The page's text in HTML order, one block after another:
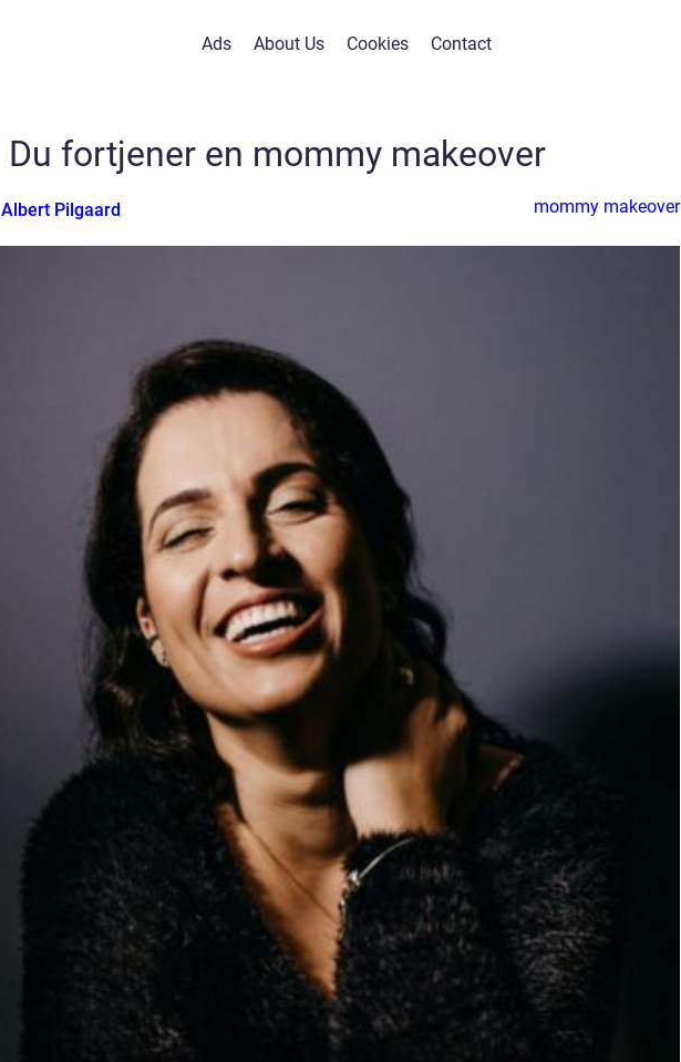
Ads About Us Cookies Contact
Du fortjener en mommy makeover
Albert Pilgaard mommy makeover